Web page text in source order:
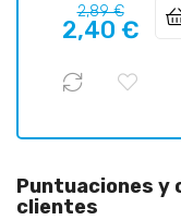
Precio
regular
2,89 €Precio
2,40 €
Puntuaciones y
clientes